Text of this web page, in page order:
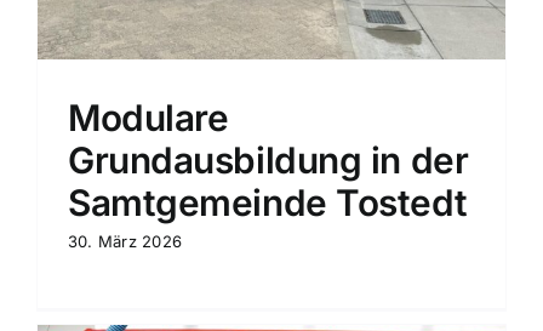
Modulare
Grundausbildung in der
Samtgemeinde Tostedt
30. März 2026